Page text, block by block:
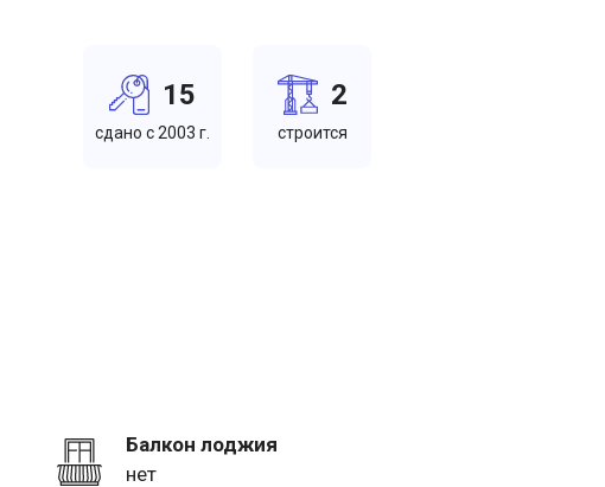
15
cдано c 2003 г.
2
cтроится
Балкон лоджия
нет